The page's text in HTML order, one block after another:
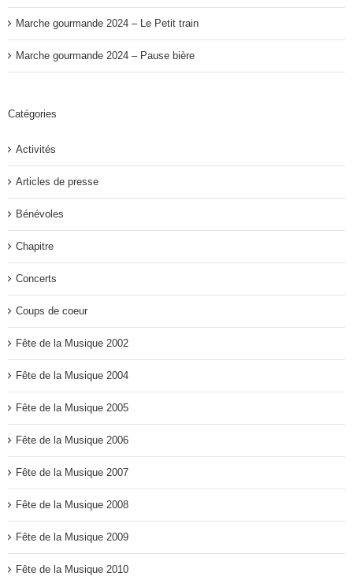
Marche gourmande 2024 – Le Petit train
Marche gourmande 2024 – Pause bière
Catégories
Activités
Articles de presse
Bénévoles
Chapitre
Concerts
Coups de coeur
Fête de la Musique 2002
Fête de la Musique 2004
Fête de la Musique 2005
Fête de la Musique 2006
Fête de la Musique 2007
Fête de la Musique 2008
Fête de la Musique 2009
Fête de la Musique 2010